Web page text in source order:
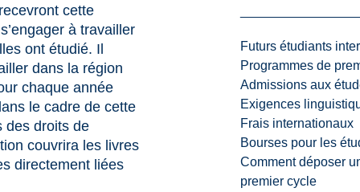
Futurs étudiants
Programmes de
Admissions aux
Exigences
Frais internationaux
Bourses pour les
Comment déposer
premier cycle
cette
à travailler
ont étudié. Il
dans la région
chaque année
le cadre de cette
des droits de
couvrira les livres
directement liées